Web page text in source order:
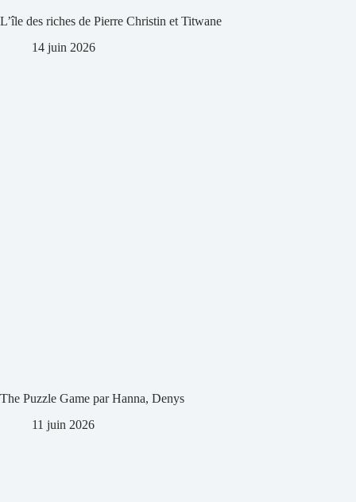
L’île des riches de Pierre Christin et Titwane
14 juin 2026
The Puzzle Game par Hanna, Denys
11 juin 2026